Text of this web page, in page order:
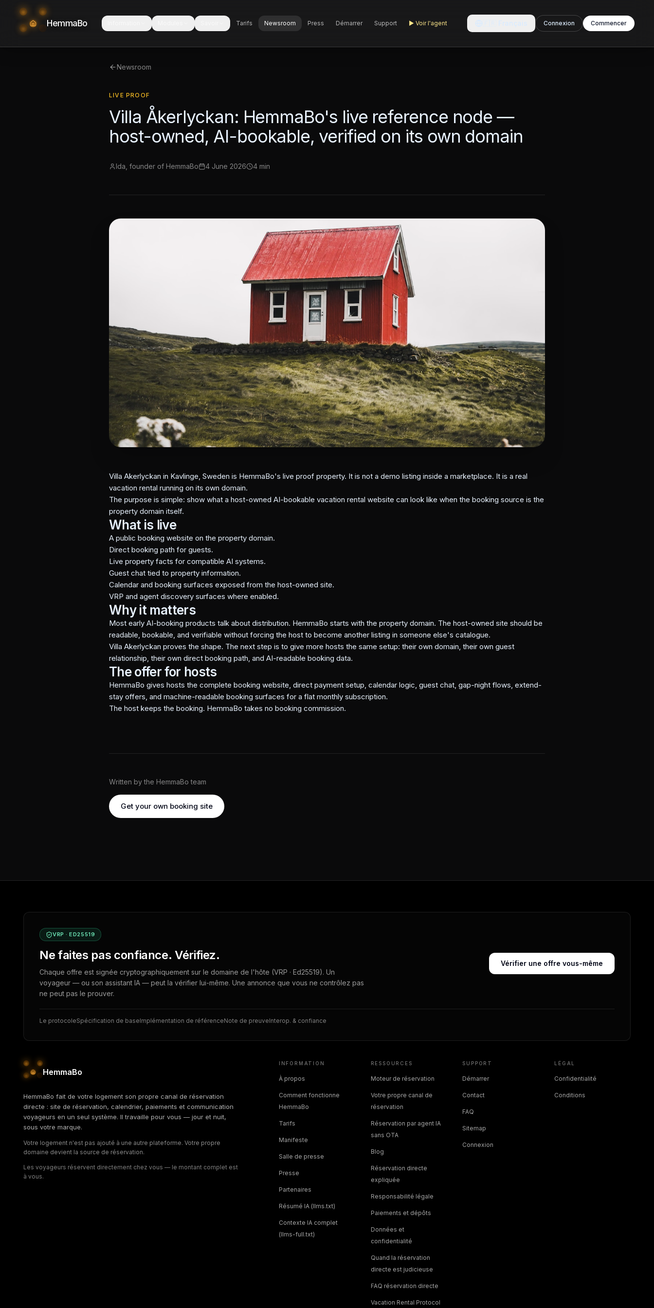
HemmaBo Tarifs Newsroom Press Démarrer Support ▶ Voir l'agent Connexion Commencer
Newsroom
LIVE PROOF
Villa Åkerlyckan: HemmaBo's live reference node —
host-owned, AI-bookable, verified on its own domain
Ida, founder of HemmaBo 4 June 2026 4 min
Villa Akerlyckan in Kavlinge, Sweden is HemmaBo's live proof property. It is not a demo listing inside a marketplace. It is a real
vacation rental running on its own domain.
The purpose is simple: show what a host-owned AI-bookable vacation rental website can look like when the booking source is the
property domain itself.
What is live
A public booking website on the property domain.
Direct booking path for guests.
Live property facts for compatible AI systems.
Guest chat tied to property information.
Calendar and booking surfaces exposed from the host-owned site.
VRP and agent discovery surfaces where enabled.
Why it matters
Most early AI-booking products talk about distribution. HemmaBo starts with the property domain. The host-owned site should be
readable, bookable, and verifiable without forcing the host to become another listing in someone else's catalogue.
Villa Akerlyckan proves the shape. The next step is to give more hosts the same setup: their own domain, their own guest
relationship, their own direct booking path, and AI-readable booking data.
The offer for hosts
HemmaBo gives hosts the complete booking website, direct payment setup, calendar logic, guest chat, gap-night flows, extend-
stay offers, and machine-readable booking surfaces for a flat monthly subscription.
The host keeps the booking. HemmaBo takes no booking commission.
Written by the HemmaBo team
Get your own booking site
VRP · ED25519
Ne faites pas confiance. Vérifiez.
Chaque offre est signée cryptographiquement sur le domaine de l'hôte (VRP · Ed25519). Un
voyageur — ou son assistant IA — peut la vérifier lui-même. Une annonce que vous ne contrôlez pas
ne peut pas le prouver.
Vérifier une offre vous-même
Le protocoleSpécification de baseImplémentation de référenceNote de preuveInterop. & confiance
HemmaBo
HemmaBo fait de votre logement son propre canal de réservation
directe : site de réservation, calendrier, paiements et communication
voyageurs en un seul système. Il travaille pour vous — jour et nuit,
sous votre marque.
Votre logement n'est pas ajouté à une autre plateforme. Votre propre
domaine devient la source de réservation.
Les voyageurs réservent directement chez vous — le montant complet est
à vous.
INFORMATION
À propos
Comment fonctionne
HemmaBo
Tarifs
Manifeste
Salle de presse
Presse
Partenaires
Résumé IA (llms.txt)
Contexte IA complet
(llms-full.txt)
RESSOURCES
Moteur de réservation
Votre propre canal de
réservation
Réservation par agent IA
sans OTA
Blog
Réservation directe
expliquée
Responsabilité légale
Paiements et dépôts
Données et
confidentialité
Quand la réservation
directe est judicieuse
FAQ réservation directe
Vacation Rental Protocol
SUPPORT
Démarrer
Contact
FAQ
Sitemap
Connexion
LÉGAL
Confidentialité
Conditions